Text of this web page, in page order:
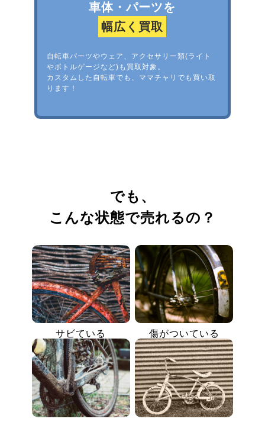
車体・パーツを
幅広く買取
自転車パーツやウェア、アクセサリー類(ライト
やボトルゲージなど)も買取対象。
カスタムした自転車でも、ママチャリでも買い取
ります！
でも、
こんな状態で売れるの？
サビている 傷がついている